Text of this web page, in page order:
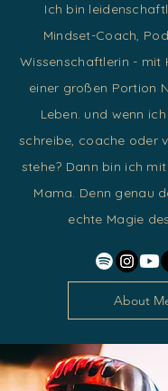
Ich bin
Mindset-Coach,
Wissenschaftlerin - mit
einer großen Portion
Leben. und wenn
schreibe, coache oder
stehe? Dann bin ich
Mama. Denn genau
echte Magie
About